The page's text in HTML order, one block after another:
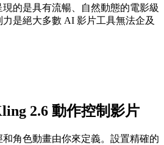
的是具有流暢、自然動態的電影級
是絕大多數 AI 影片工具無法企及
2.6 動作控制影片
角色動畫由你來定義。設置精確的